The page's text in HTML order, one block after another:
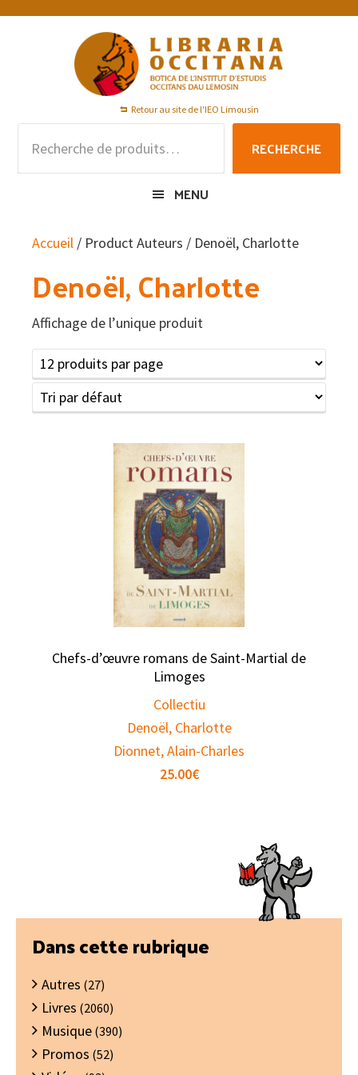
Passer
Passer
Passer
Retour au site de l'IEO Limousin
pour :
RECHERCHE
MENU
Accueil / Product Auteurs / Denoël, Charlotte
Denoël, Charlotte
Affichage de l’unique produit
Chefs-d’œuvre romans de Saint-Martial de
Limoges
Collectiu
Denoël, Charlotte
Dionnet, Alain-Charles
25.00€
Barre
latérale
principale
Dans cette rubrique
Autres (27)
Livres (2060)
Musique (390)
Promos (52)